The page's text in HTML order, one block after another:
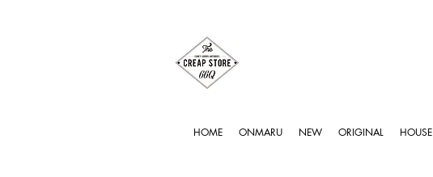
HOME ONMARU NEW ORIGINAL HOUSE